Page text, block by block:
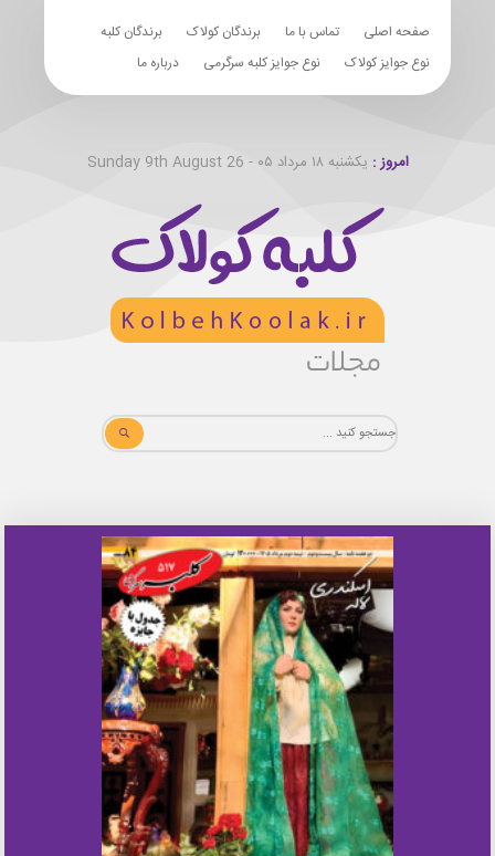
صفحه اصلی تماس با ما برندگان کولاک
برندگان کلبه
نوع جوایز کولاک
نوع جوایز کلبه سرگرمی درباره ما
امروز : یکشنبه ۱۸ مرداد ۰۵ - Sunday 9th August 26